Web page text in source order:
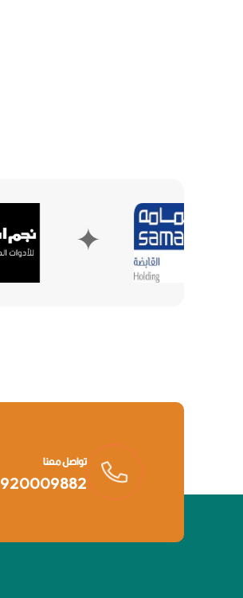
✦
تواصل معنا
920009882